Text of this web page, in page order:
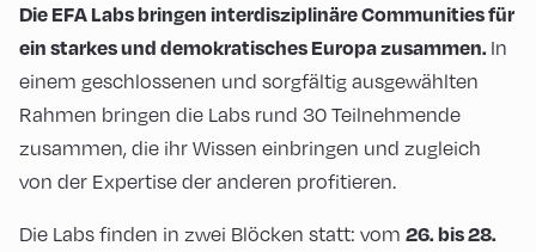
Die EFA Labs bringen interdisziplinäre Communities für
ein starkes und demokratisches Europa zusammen. In
einem geschlossenen und sorgfältig ausgewählten
Rahmen bringen die Labs rund 30 Teilnehmende
zusammen, die ihr Wissen einbringen und zugleich
von der Expertise der anderen profitieren.
Die Labs finden in zwei Blöcken statt: vom 26. bis 28.